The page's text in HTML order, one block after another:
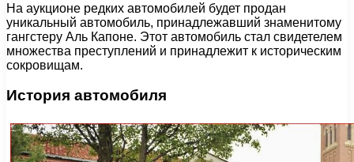
На аукционе редких автомобилей будет продан
уникальный автомобиль, принадлежавший знаменитому
гангстеру Аль Капоне. Этот автомобиль стал свидетелем
множества преступлений и принадлежит к историческим
сокровищам.
История автомобиля